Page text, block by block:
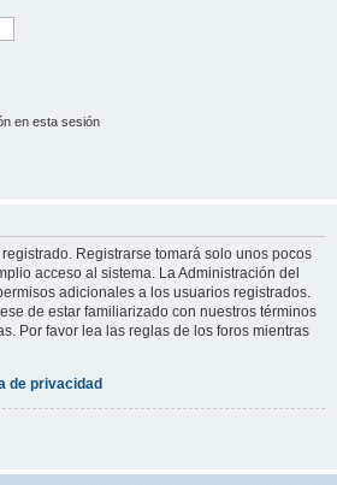
en esta sesión
Registrarse tomará solo unos pocos
acceso al sistema. La Administración del
adicionales a los usuarios registrados.
de estar familiarizado con nuestros términos
Por favor lea las reglas de los foros mientras
de privacidad